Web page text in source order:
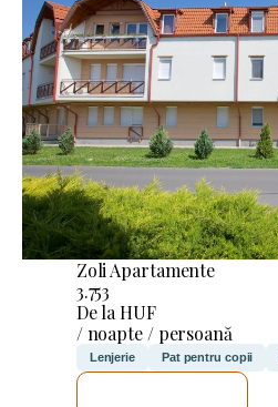
Zoli Apartamente
3.753
De la HUF
/ noapte / persoană
Lenjerie Pat pentru copii